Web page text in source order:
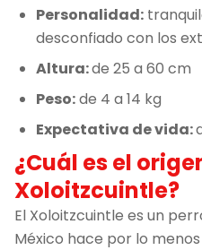
Personalidad:
desconfiado con los
Altura:de 25 a 60 cm
Peso:de 4 a 14 kg
Expectativa de vida:
¿Cuál es el
Xoloitzcuintle?
El Xoloitzcuintle es un
México hace por lo menos